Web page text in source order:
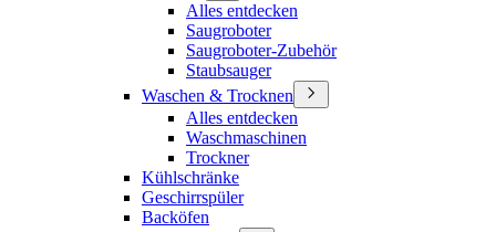
Alles entdecken
Saugroboter
Saugroboter-Zubehör
Staubsauger
Waschen & Trocknen
Alles entdecken
Waschmaschinen
Trockner
Kühlschränke
Geschirrspüler
Backöfen